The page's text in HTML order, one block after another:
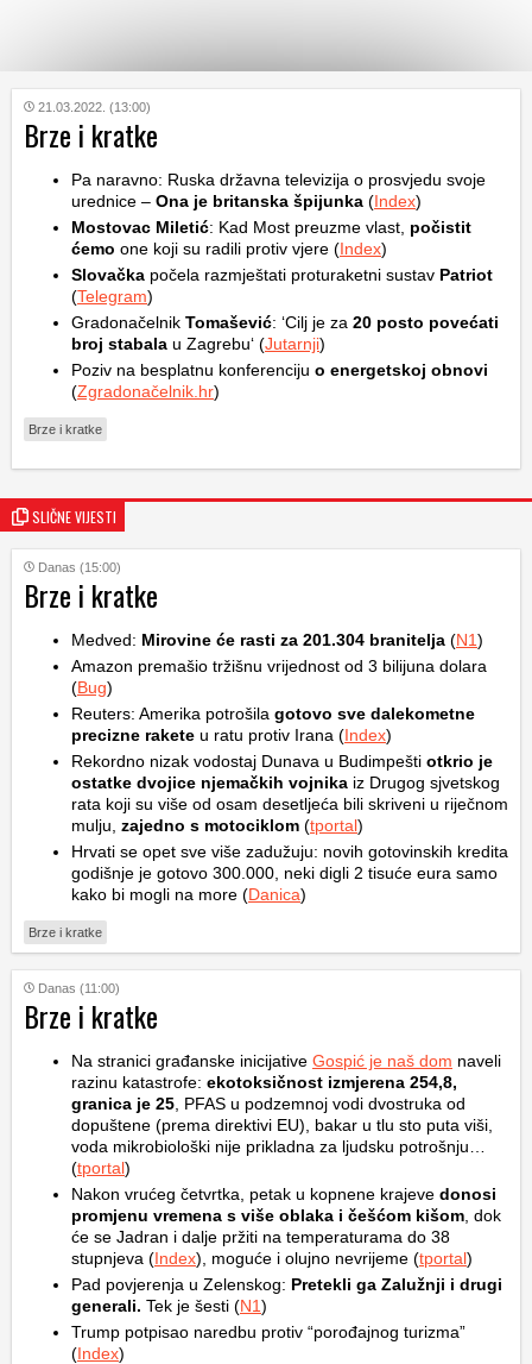
KATEGORIJE
HRVATSKI
WEB
21.03.2022. (13:00)
Brze i kratke
Pa naravno: Ruska državna televizija o prosvjedu svoje
urednice – Ona je britanska špijunka (Index)
Mostovac Miletić: Kad Most preuzme vlast, počistit
ćemo one koji su radili protiv vjere (Index)
Slovačka počela razmještati proturaketni sustav Patriot
(Telegram)
Gradonačelnik Tomašević: ‘Cilj je za 20 posto povećati
broj stabala u Zagrebu‘ (Jutarnji)
Poziv na besplatnu konferenciju o energetskoj obnovi
(Zgradonačelnik.hr)
Brze i kratke
SLIČNE VIJESTI
Danas (15:00)
Brze i kratke
Medved: Mirovine će rasti za 201.304 branitelja (N1)
Amazon premašio tržišnu vrijednost od 3 bilijuna dolara
(Bug)
Reuters: Amerika potrošila gotovo sve dalekometne
precizne rakete u ratu protiv Irana (Index)
Rekordno nizak vodostaj Dunava u Budimpešti otkrio je
ostatke dvojice njemačkih vojnika iz Drugog sjvetskog
rata koji su više od osam desetljeća bili skriveni u riječnom
mulju, zajedno s motociklom (tportal)
Hrvati se opet sve više zadužuju: novih gotovinskih kredita
godišnje je gotovo 300.000, neki digli 2 tisuće eura samo
kako bi mogli na more (Danica)
Brze i kratke
Danas (11:00)
Brze i kratke
Na stranici građanske inicijative Gospić je naš dom naveli
razinu katastrofe: ekotoksičnost izmjerena 254,8,
granica je 25 , PFAS u podzemnoj vodi dvostruka od
dopuštene (prema direktivi EU), bakar u tlu sto puta viši,
voda mikrobiološki nije prikladna za ljudsku potrošnju…
(tportal)
Nakon vrućeg četvrtka, petak u kopnene krajeve donosi
promjenu vremena s više oblaka i češćom kišom , dok
će se Jadran i dalje pržiti na temperaturama do 38
stupnjeva (Index), moguće i olujno nevrijeme (tportal)
Pad povjerenja u Zelenskog: Pretekli ga Zalužnji i drugi
generali. Tek je šesti (N1)
Trump potpisao naredbu protiv “porođajnog turizma”
(Index)